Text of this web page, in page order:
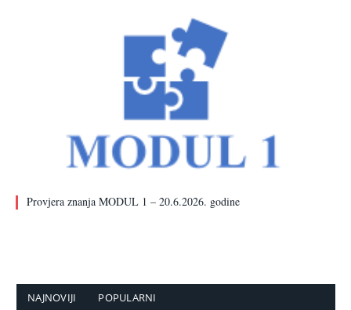
Provjera znanja MODUL 1 – 20.6.2026. godine
NAJNOVIJI POPULARNI